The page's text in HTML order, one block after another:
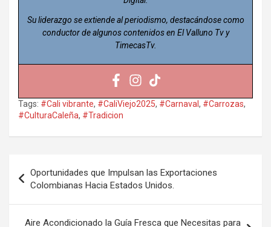
Su liderazgo se extiende al periodismo, destacándose como
conductor de algunos contenidos en El Valluno Tv y
TimecasTv.
Tags: #Cali vibrante, #CaliViejo2025, #Carnaval , #Carrozas,
#CulturaCaleña, #Tradicion
de
entradas
Oportunidades que Impulsan las Exportaciones
Colombianas Hacia Estados Unidos.
Aire Acondicionado la Guía Fresca que Necesitas para